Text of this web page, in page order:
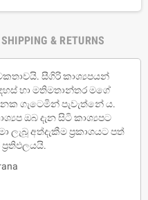
SHIPPING & RETURNS
සීගිරි කාශ්‍යපයන්
හා මතිමතාන්තර මගේ
ගැටෙමින් පැවැත්නේ ය.
ඔබ දැන සිටි කාශ්‍යපට
අත්දැකීම ප්‍රකාශයට පත්